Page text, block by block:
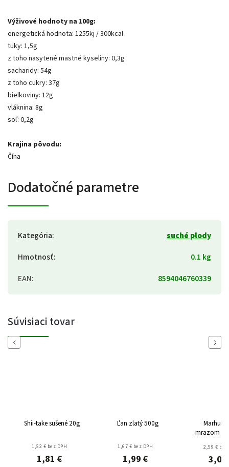
Výživové hodnoty na 100g:
energetická hodnota: 1255kj / 300kcal
tuky: 1,5g
z toho nasytené mastné kyseliny: 0,3g
sacharidy: 54g
z toho cukry: 37g
bielkoviny: 12g
vláknina: 8g
soľ: 0,2g
Krajina pôvodu:
Čína
Dodatočné parametre
Kategória:
suché plody
Hmotnosť:
0.1 kg
EAN: 8594046760339
Súvisiaci tovar
Previous
Shii-take sušené 20g
1,52 € bez DPH
1,81 €
Ľan zlatý 500g
1,67 € bez DPH
1,99 €
Marhule
mrazom
2,59 € bez
3,08
Next